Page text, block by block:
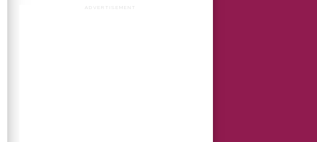
ADVERTISEMENT